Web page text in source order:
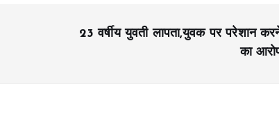
23 वर्षीय युवती लापता,युवक पर परेशान
का